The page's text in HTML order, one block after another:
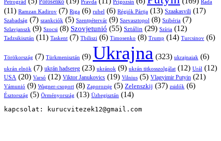
Petrográd Porosenko Pravda Prigozsin Rada
(11) Ramzan Kadirov (7) Riga (6) rubel (6) Régiók Pártja (13) Szaakasvili (17)
Szabadság (7) szankciók (5) Szentpétervár (9) Szevasztopol (8) Szibéria (7)
Szlavjanszk (9) Szocsi (8) Szovjetunió (55) Sztálin (29) Szíria (12)
Tadzsikisztán (11) Taskent (7) Tbiliszi (6) Timosenko (8) Trump (14) Turcsinov (6)
Törökország (7) Türkmenisztán (9) Ukrajna (323) ukrajnaiak (6)
ukrán elnök (7) ukrán hadsereg (23) ukránok (9) ukrán titkosszolgálat (12) Urál (12)
USA (20) Varsó (12) Viktor Janukovics (19) Vilnius (5) Vlagyimir Putyin (21)
Vámunió (9) Wagner-csoport (8) Zaporozsje (5) Zelenszkij (37) zsidók (6)
Észtország (5) Örményország (13) Üzbegisztán (14)
kapcsolat: kurucvitezek12@gmail.com